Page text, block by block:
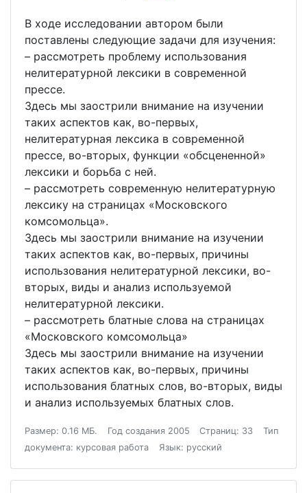
В ходе исследовании автором были
поставлены следующие задачи для изучения:
– рассмотреть проблему использования
нелитературной лексики в современной
прессе.
Здесь мы заострили внимание на изучении
таких аспектов как, во-первых,
нелитературная лексика в современной
прессе, во-вторых, функции «обсцененной»
лексики и борьба с ней.
– рассмотреть современную нелитературную
лексику на страницах «Московского
комсомольца».
Здесь мы заострили внимание на изучении
таких аспектов как, во-первых, причины
использования нелитературной лексики, во-
вторых, виды и анализ используемой
нелитературной лексики.
– рассмотреть блатные слова на страницах
«Московского комсомольца»
Здесь мы заострили внимание на изучении
таких аспектов как, во-первых, причины
использования блатных слов, во-вторых, виды
и анализ используемых блатных слов.
Размер: 0.16 МБ. Год создания 2005 Страниц: 33
Тип
документа: курсовая работа
Язык: русский